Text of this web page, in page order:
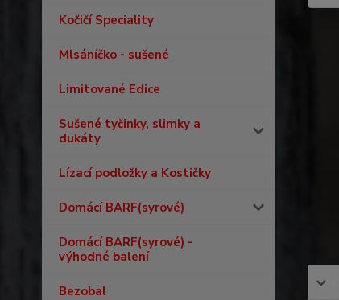
Kočičí Speciality
Mlsáníčko - sušené
Limitované Edice
Sušené tyčinky, slimky a
dukáty
Lízací podložky a Kostičky
Domácí BARF(syrové)
Domácí BARF(syrové) -
výhodné balení
Bezobal